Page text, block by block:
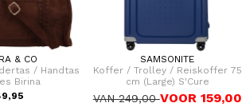
& CO
/ Handtas
Birina
SAMSONITE
Koffer / Trolley / Reiskoffer 75
cm (Large) S'Cure
VAN 249,00VOOR 159,00